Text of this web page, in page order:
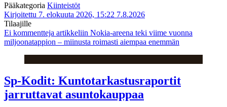
Pääkategoria Kiinteistöt
Kirjoitettu 7. elokuuta 2026, 15:22 7.8.2026
Tilaajille
Ei kommentteja artikkeliin Nokia-areena teki viime vuonna
miljoonatappion – miinusta roimasti aiempaa enemmän
Sp-Kodit: Kuntotarkastusraportit
jarruttavat asuntokauppaa